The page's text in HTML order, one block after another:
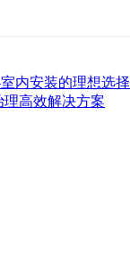
内安装的理想选择
高效解决方案